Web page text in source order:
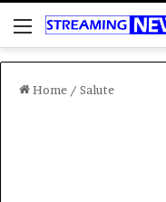
Menu
Home / Salute